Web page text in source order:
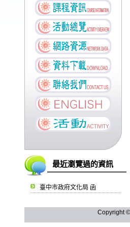
最近瀏覽過的資訊
臺中市政府文化局 函
Copyright